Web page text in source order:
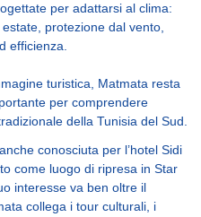
per adattarsi al clima:
protezione dal vento,
efficienza.
turistica, Matmata resta
per comprendere
della Tunisia del Sud.
conosciuta per l’hotel Sidi
come luogo di ripresa in Star
interesse va ben oltre il
collega i tour culturali, i